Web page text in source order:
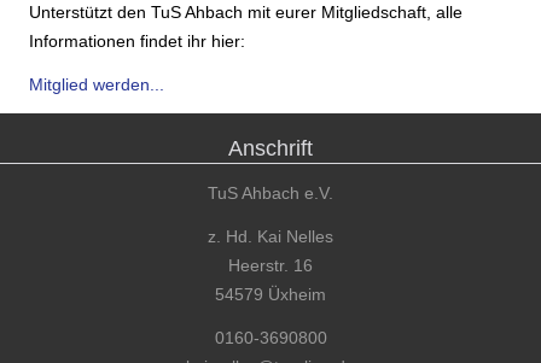
Unterstützt den TuS Ahbach mit eurer Mitgliedschaft, alle
Informationen findet ihr hier:
Mitglied werden...
Anschrift
TuS Ahbach e.V.
z. Hd. Kai Nelles
Heerstr. 16
54579 Üxheim
0160-3690800